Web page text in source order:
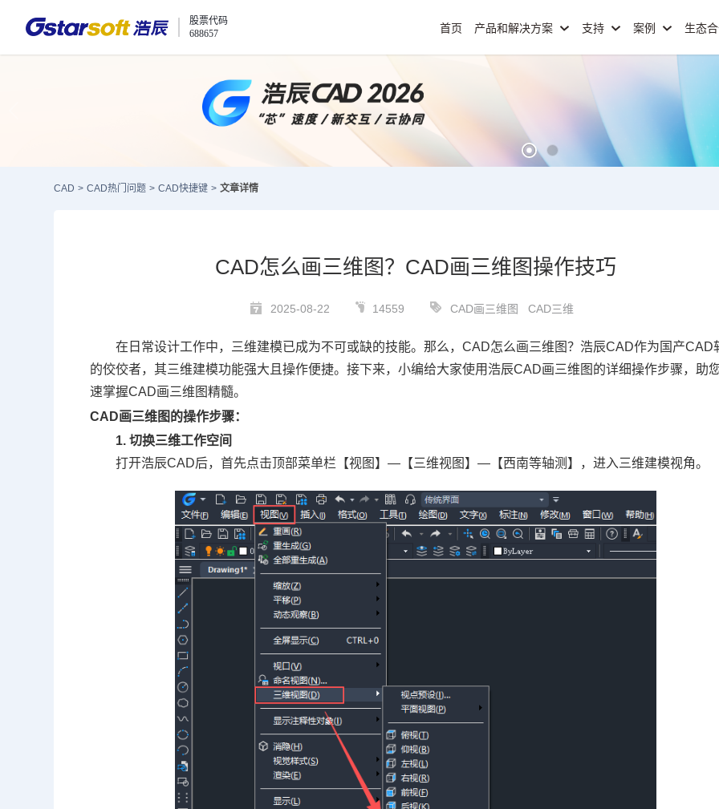
股票代码
688657
首页 产品和解决方案 支持 案例 生态
CAD > CAD热门问题 > CAD快捷键 > 文章详情
CAD怎么画三维图？CAD画三维图操作技巧
2025-08-22 14559 CAD画三维图 CAD三维
在日常设计工作中，三维建模已成为不可或缺的技能。那么，CAD怎么画三维图？浩辰CAD作为国产CAD
的佼佼者，其三维建模功能强大且操作便捷。接下来，小编给大家使用浩辰CAD画三维图 的详细操作步骤，助
速掌握CAD画三维图精髓。
CAD画三维图的操作步骤：
1. 切换三维工作空间
打开浩辰CAD后，首先点击顶部菜单栏【视图】—【三维视图】—【西南等轴测】，进入三维建模视角。